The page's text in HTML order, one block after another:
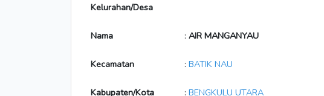
Kelurahan/Desa
Nama : AIR MANGANYAU
Kecamatan : BATIK NAU
Kabupaten/Kota : BENGKULU UTARA